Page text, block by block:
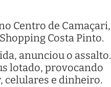
Centro de Camaçari,
Costa Pinto.
anunciou o assalto.
lotado, provocando
celulares e dinheiro.